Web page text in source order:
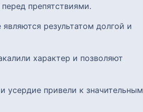
препятствиями.
результатом долгой и
характер и позволяют
усердие привели к значительным